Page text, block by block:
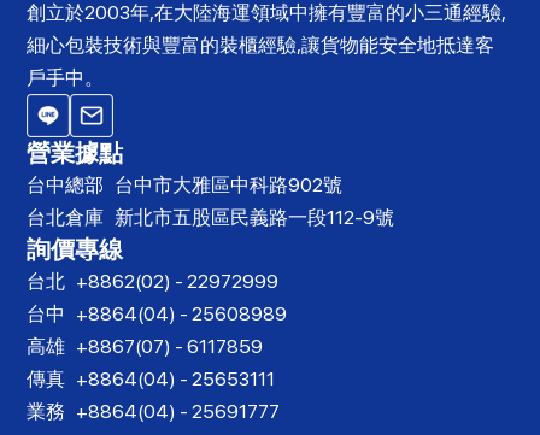
創立於2003年,在大陸海運領域中擁有豐富的小三通經驗,
細心包裝技術與豐富的裝櫃經驗,讓貨物能安全地抵達客
戶手中。
營業據點
台中總部 台中市大雅區中科路902號
台北倉庫 新北市五股區民義路一段112-9號
詢價專線
台北 +8862(02) - 22972999
台中 +8864(04) - 25608989
高雄 +8867(07) - 6117859
傳真 +8864(04) - 25653111
業務 +8864(04) - 25691777